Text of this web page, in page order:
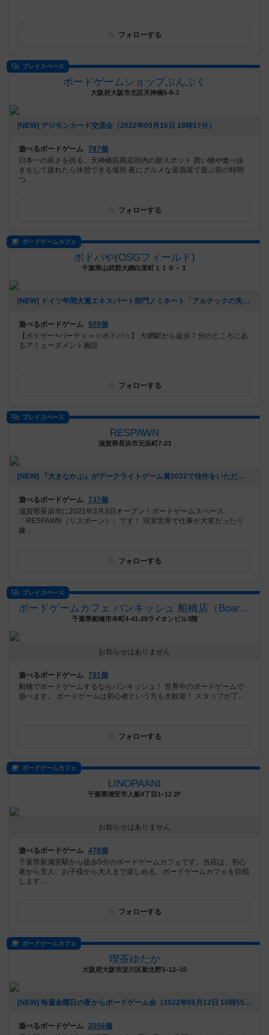
フォローする
プレイスペース
ボードゲームショップぶんぶく
大阪府大阪市北区天神橋5-8-3
[NEW] デジモンカード交流会（2022年09月16日 18時17分）
遊べるボードゲーム 787個
日本一の長さを誇る、天神橋筋商店街内の新スポット 買い物や食べ歩
きをして疲れたら休憩できる場所 夜にグルメな居酒屋で遊ぶ前の時間
つ...
フォローする
ボードゲームカフェ
ボドパや(OSGフィールド)
千葉県山武郡大網白里町１１９－１
[NEW] ドイツ年間大賞エキスパート部門ノミネート「アルナックの失われし遺跡」を遊ぼう！ in 大網（2022年09月05日 12時32分）
遊べるボードゲーム 509個
【ボドゲー×パーティ＝☆ボドパ☆】 大網駅から徒歩７分のところにあ
るアミューズメント施設
フォローする
プレイスペース
RESPAWN
滋賀県長浜市元浜町7-23
[NEW] 『大きなかぶ』がアークライトゲーム賞2022で佳作をいただきました！！（2022年07月20日 13時29分）
遊べるボードゲーム 737個
滋賀県長浜市に2021年3月3日オープン！ボードゲームスペース
「RESPAWN（リスポーン）」です！ 現実世界で仕事が大変だったり
嫌...
フォローする
プレイスペース
ボードゲームカフェ バンキッシュ 船橋店（BoardGameCafeVANQUiSH FUNABASHI）
千葉県船橋市本町4-41-29ライオンビル3階
お知らせはありません
遊べるボードゲーム 781個
船橋でボードゲームするならバンキッシュ！ 世界中のボードゲームで
遊べます。 ボードゲームは初心者という方も大歓迎！ スタッフが丁...
フォローする
ボードゲームカフェ
LINOPAANI
千葉県浦安市入船4丁目1−12 2F
お知らせはありません
遊べるボードゲーム 478個
千葉県新浦安駅から徒歩5分のボードゲームカフェです。当店は、初心
者から玄人、お子様から大人まで楽しめる、ボードゲームカフェを目指
します...
フォローする
ボードゲームカフェ
喫茶ゆたか
大阪府大阪市淀川区新北野3−12−10
[NEW] 毎週金曜日の夜からボードゲーム会（2022年06月12日 10時55分）
遊べるボードゲーム 2056個